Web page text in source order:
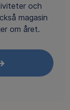
och
magasin
om året.